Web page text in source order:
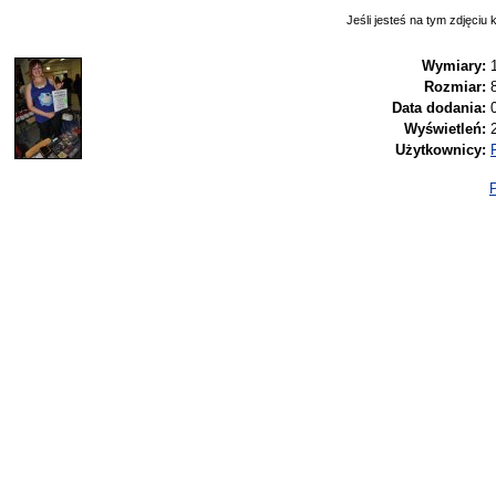
Jeśli jesteś na tym zdjęciu
Wymiary:
Rozmiar:
Data dodania:
Wyświetleń:
Użytkownicy: